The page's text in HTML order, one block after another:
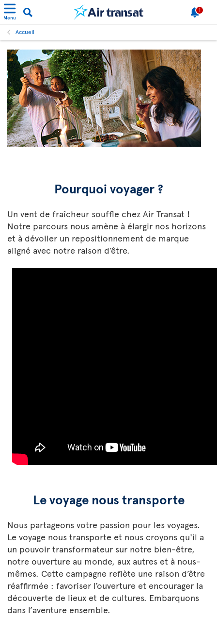
Menu
1
Accueil
Pourquoi voyager ?
Un vent de fraîcheur souffle chez Air Transat !
Notre parcours nous amène à élargir nos horizons
et à dévoiler un repositionnement de marque
aligné avec notre raison d’être.
Le voyage nous transporte
Nous partageons votre passion pour les voyages.
Le voyage nous transporte et nous croyons qu'il a
un pouvoir transformateur sur notre bien-être,
notre ouverture au monde, aux autres et à nous-
mêmes. Cette campagne reflète une raison d’être
réaffirmée : favoriser l’ouverture et encourager la
découverte de lieux et de cultures. Embarquons
dans l’aventure ensemble.